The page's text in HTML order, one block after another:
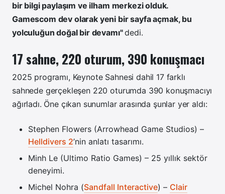
bir bilgi paylaşım ve ilham merkezi olduk.
Gamescom dev olarak yeni bir sayfa açmak, bu
yolculuğun doğal bir devamı"dedi.
17 sahne, 220 oturum, 390 konuşmacı
2025 programı, Keynote Sahnesi dahil 17 farklı
sahnede gerçekleşen 220 oturumda 390 konuşmacıyı
ağırladı. Öne çıkan sunumlar arasında şunlar yer aldı:
Stephen Flowers (Arrowhead Game Studios) –
Helldivers 2’nin anlatı tasarımı.
Minh Le (Ultimo Ratio Games) – 25 yıllık sektör
deneyimi.
Michel Nohra (Sandfall Interactive) – Clair